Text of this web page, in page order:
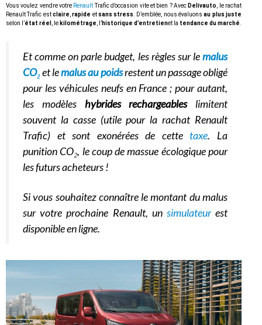
Vous voulez vendre votre Renault Trafic d’occasion vite et bien ? Avec Delivauto, le rachat
Renault Trafic estclaire,rapide etsans stress. D’emblée, nous évaluonsau plus juste
selon l’état réel , le kilométrage, l’historique d’entretienet la tendance du marché.
Et comme on parle budget, les règles sur lemalus
CO₂et lemalus au poidsrestent un passage obligé
pour les véhicules neufs en France ; pour autant,
les modèles hybrides rechargeableslimitent
souvent la casse (utile pour la rachat Renault
Trafic) et sont exonérées de cette taxe. La
punition CO₂, le coup de massue écologique pour
les futurs acheteurs !
Si vous souhaitez connaître le montant du malus
sur votre prochaine Renault, un simulateurest
disponible en ligne.